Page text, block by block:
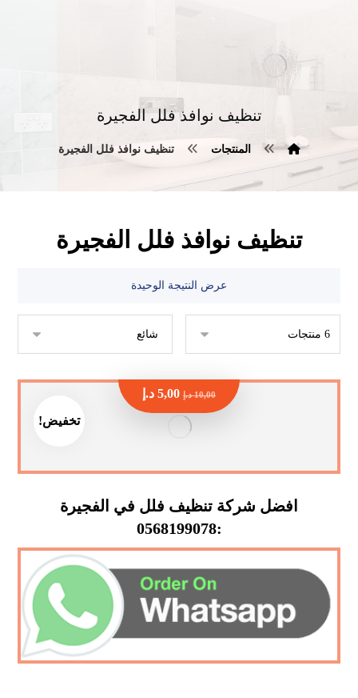
تنظيف نوافذ فلل الفجيرة
المنتجات تنظيف نوافذ فلل الفجيرة
تنظيف نوافذ فلل الفجيرة
عرض النتيجة الوحيدة
تخفيض!
افضل شركة تنظيف فلل في الفجيرة
:0568199078
10,00 د.إ 5,00 د.إ